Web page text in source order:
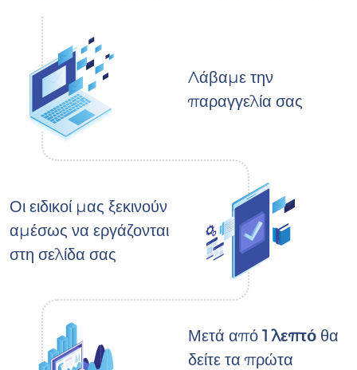
Λάβαμε την
παραγγελία σας
Οι ειδικοί μας ξεκινούν
αμέσως να εργάζονται
στη σελίδα σας
Μετά από 1 λεπτό θα
δείτε τα πρώτα